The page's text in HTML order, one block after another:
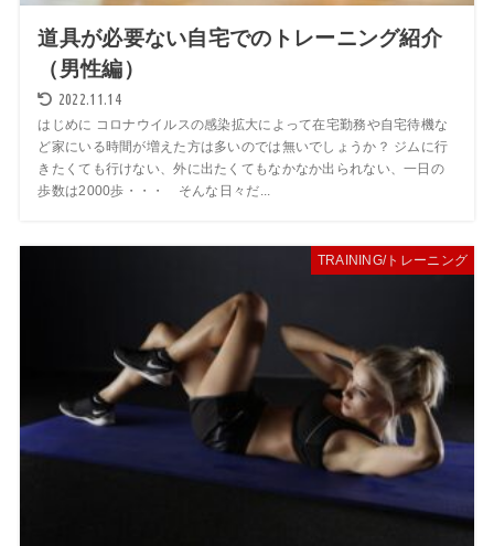
道具が必要ない自宅でのトレーニング紹介
（男性編）
2022.11.14
はじめに コロナウイルスの感染拡大によって在宅勤務や自宅待機な
ど家にいる時間が増えた方は多いのでは無いでしょうか？ ジムに行
きたくても行けない、外に出たくてもなかなか出られない、一日の
歩数は2000歩・・・ そんな日々だ...
TRAINING/トレーニング